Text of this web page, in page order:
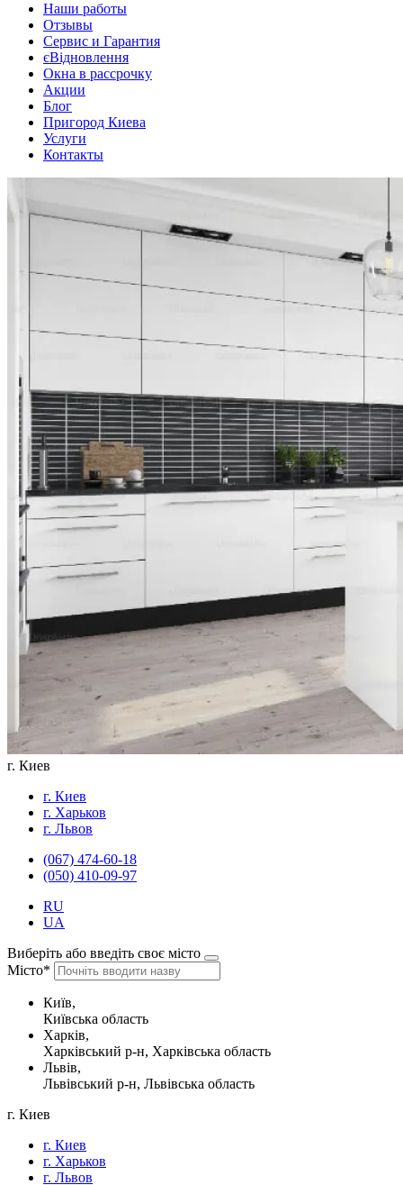
Наши работы
Отзывы
Сервис и Гарантия
єВідновлення
Окна в рассрочку
Акции
Блог
Пригород Киева
Услуги
Контакты
г. Киев
г. Киев
г. Харьков
г. Львов
(067) 474-60-18
(050) 410-09-97
RU
UA
Виберіть або введіть своє місто
Місто*
Київ,
Київська область
Харків,
Харківський р-н, Харківська область
Львів,
Львівський р-н, Львівська область
г. Киев
г. Киев
г. Харьков
г. Львов